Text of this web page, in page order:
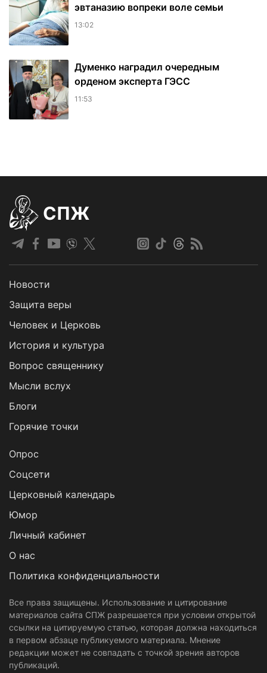
эвтаназию вопреки воле семьи
13:02
Думенко наградил очередным
орденом эксперта ГЭСС
11:53
СПЖ
Новости
Защита веры
Человек и Церковь
История и культура
Вопрос священнику
Мысли вслух
Блоги
Горячие точки
Опрос
Cоцсети
Церковный календарь
Юмор
Личный кабинет
О нас
Политика конфиденциальности
Все права защищены. Использование и цитирование
материалов сайта СПЖ разрешается при условии открытой
ссылки на цитируемую статью, которая должна находиться
в первом абзаце публикуемого материала. Мнение
редакции может не совпадать с точкой зрения авторов
публикаций.